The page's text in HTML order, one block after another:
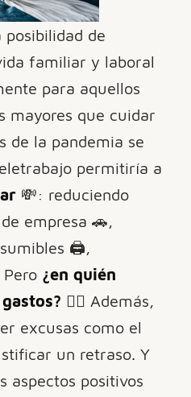
posibilidad de
familiar y laboral
para aquellos
mayores que cuidar
de la pandemia se
permitiría a
💸: reduciendo
empresa 🚗,
🖨️,
¿en quién
🤷‍♂️ Además,
excusas como el
un retraso. Y
aspectos positivos